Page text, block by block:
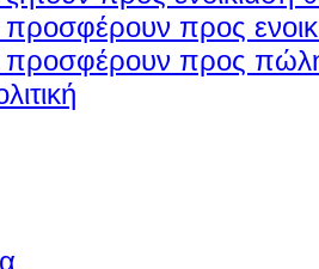
προς
προσφέρουν προς